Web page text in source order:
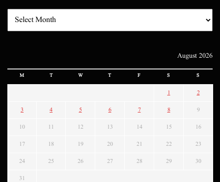
August 2026
M T W T F S S
1 2
3 4 5 6 7 8 9
10 11 12 13 14 15 16
17 18 19 20 21 22 23
24 25 26 27 28 29 30
31